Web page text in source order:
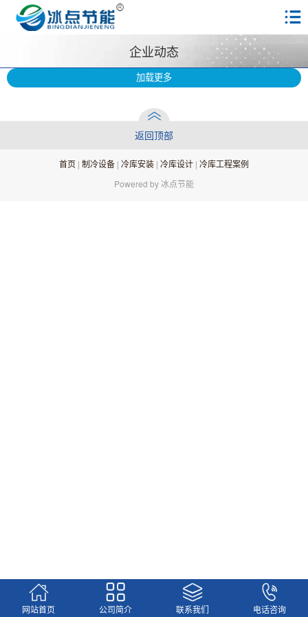
企业动态
加载更多
返回顶部
首页 | 制冷设备 | 冷库安装 | 冷库设计 | 冷库工程案例
Powered by 冰点节能
网站首页 公司简介 联系我们 电话咨询